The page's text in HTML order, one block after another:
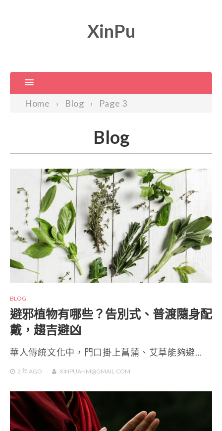
XinPu
Home Blog Page 3
Blog
BLOG
避邪植物有哪些？告別式、普渡隨身配
戴，趨吉避凶
華人傳統文化中，門口掛上菖蒲、艾草能夠避…
2 年AGO XINPUAHM@GMAIL.COM